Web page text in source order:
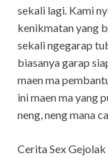
sekali lagi. Kami
kenikmatan yang
sekali ngegarap
biasanya garap
maen ma
ini maen ma yang
neng, neng mana
Cerita Sex